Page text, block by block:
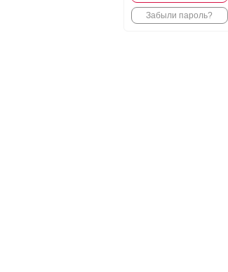
Забыли пароль?